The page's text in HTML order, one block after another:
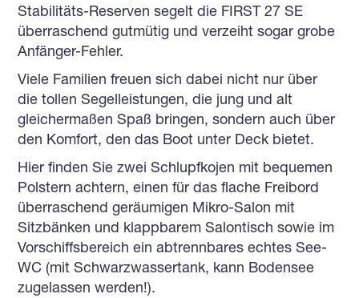
Stabilitäts-Reserven segelt die FIRST 27 SE
überraschend gutmütig und verzeiht sogar grobe
Anfänger-Fehler.
Viele Familien freuen sich dabei nicht nur über
die tollen Segelleistungen, die jung und alt
gleichermaßen Spaß bringen, sondern auch über
den Komfort, den das Boot unter Deck bietet.
Hier finden Sie zwei Schlupfkojen mit bequemen
Polstern achtern, einen für das flache Freibord
überraschend geräumigen Mikro-Salon mit
Sitzbänken und klappbarem Salontisch sowie im
Vorschiffsbereich ein abtrennbares echtes See-
WC (mit Schwarzwassertank, kann Bodensee
zugelassen werden!).